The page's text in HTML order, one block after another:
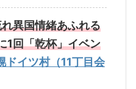
異国情緒あふれる
1回「乾杯」イベン
ドイツ村（11丁目会